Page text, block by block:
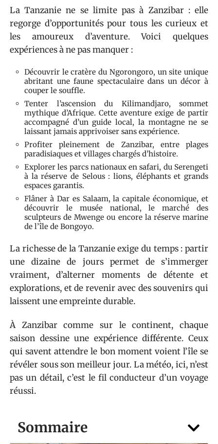
Sommaire
La Tanzanie ne se limite pas à Zanzibar : elle
regorge d’opportunités pour tous les curieux et
les amoureux d’aventure. Voici quelques
expériences à ne pas manquer :
Découvrir le cratère du Ngorongoro, un site unique
abritant une faune spectaculaire dans un décor à
couper le souffle.
Tenter l’ascension du Kilimandjaro, sommet
mythique d’Afrique. Cette aventure exige de partir
accompagné d’un guide local, la montagne ne se
laissant jamais apprivoiser sans expérience.
Profiter pleinement de Zanzibar, entre plages
paradisiaques et villages chargés d’histoire.
Explorer les parcs nationaux en safari, du Serengeti
à la réserve de Selous : lions, éléphants et grands
espaces garantis.
Flâner à Dar es Salaam, la capitale économique, et
découvrir le musée national, le marché des
sculpteurs de Mwenge ou encore la réserve marine
de l’île de Bongoyo.
La richesse de la Tanzanie exige du temps : partir
une dizaine de jours permet de s’immerger
vraiment, d’alterner moments de détente et
explorations, et de revenir avec des souvenirs qui
laissent une empreinte durable.
À Zanzibar comme sur le continent, chaque
saison dessine une expérience différente. Ceux
qui savent attendre le bon moment voient l’île se
révéler sous son meilleur jour. La météo, ici, n’est
pas un détail, c’est le fil conducteur d’un voyage
réussi.